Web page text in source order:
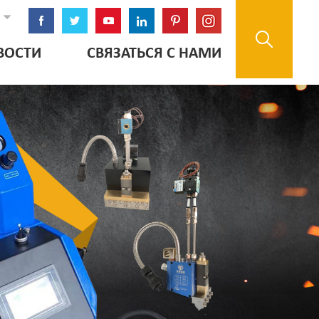
СВЯЗАТЬСЯ С НАМИ